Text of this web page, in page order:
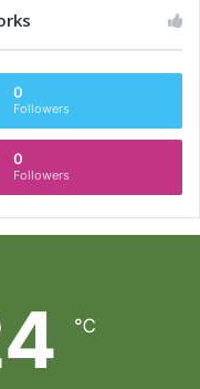
0
Followers
0
Followers
℃